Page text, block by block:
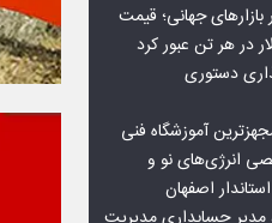
جهانی؛ قیمت
دستوری
آموزشگاه فنی
انرژی‌های نو و
اصفهان